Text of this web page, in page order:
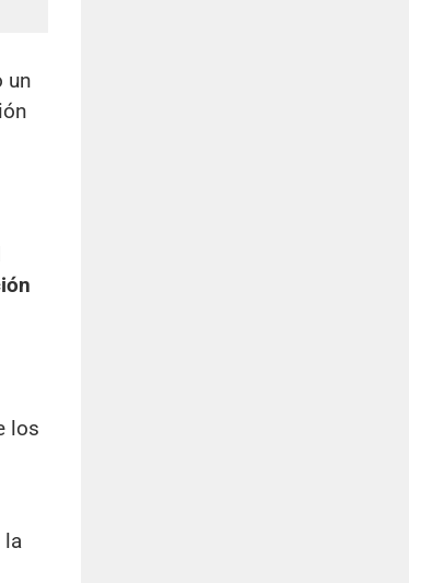
un
los
la